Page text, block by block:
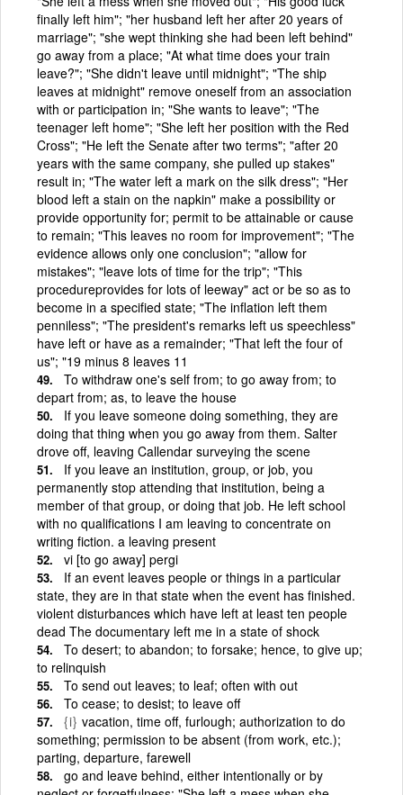
finally left him"; "her husband left her after 20 years of
marriage"; "she wept thinking she had been left behind"
go away from a place; "At what time does your train
leave?"; "She didn't leave until midnight"; "The ship
leaves at midnight" remove oneself from an association
with or participation in; "She wants to leave"; "The
teenager left home"; "She left her position with the Red
Cross"; "He left the Senate after two terms"; "after 20
years with the same company, she pulled up stakes"
result in; "The water left a mark on the silk dress"; "Her
blood left a stain on the napkin" make a possibility or
provide opportunity for; permit to be attainable or cause
to remain; "This leaves no room for improvement"; "The
evidence allows only one conclusion"; "allow for
mistakes"; "leave lots of time for the trip"; "This
procedureprovides for lots of leeway" act or be so as to
become in a specified state; "The inflation left them
penniless"; "The president's remarks left us speechless"
have left or have as a remainder; "That left the four of
us"; "19 minus 8 leaves 11
To withdraw one's self from; to go away from; to
depart from; as, to leave the house
If you leave someone doing something, they are
doing that thing when you go away from them. Salter
drove off, leaving Callendar surveying the scene
If you leave an institution, group, or job, you
permanently stop attending that institution, being a
member of that group, or doing that job. He left school
with no qualifications I am leaving to concentrate on
writing fiction. a leaving present
vi [to go away] pergi
If an event leaves people or things in a particular
state, they are in that state when the event has finished.
violent disturbances which have left at least ten people
dead The documentary left me in a state of shock
To desert; to abandon; to forsake; hence, to give up;
to relinquish
To send out leaves; to leaf; often with out
To cease; to desist; to leave off
{i} vacation, time off, furlough; authorization to do
something; permission to be absent (from work, etc.);
parting, departure, farewell
go and leave behind, either intentionally or by